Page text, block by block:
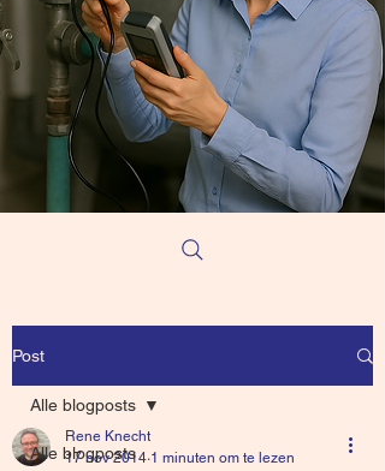
Post
Alle blogposts
Alle blogposts
Rene Knecht
17 nov 2014 1 minuten om te lezen